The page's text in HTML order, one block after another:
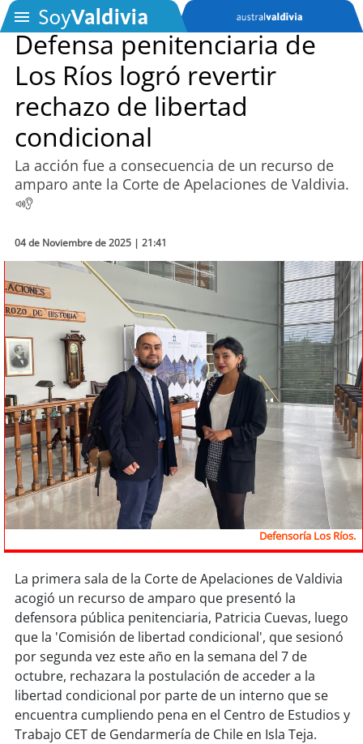
SOYTV
Podcast
Actualidad
Deportes
Tecnología
Sostenibilidad
soychile
soyarica
soyiquique
soycalama
soy antofagasta
soycopiapó
soyvalparaíso
soyquillota
soysanantonio
Defensa penitenciaria de
Los Ríos logró revertir
rechazo de libertad
condicional
La acción fue a consecuencia de un recurso de
amparo ante la Corte de Apelaciones de Valdivia.
04 de Noviembre de 2025 | 21:41
Defensoría Los Ríos.
La primera sala de la Corte de Apelaciones de Valdivia
acogió un recurso de amparo que presentó la
defensora pública penitenciaria, Patricia Cuevas, luego
que la 'Comisión de libertad condicional', que sesionó
por segunda vez este año en la semana del 7 de
octubre, rechazara la postulación de acceder a la
libertad condicional por parte de un interno que se
encuentra cumpliendo pena en el Centro de Estudios y
Trabajo CET de Gendarmería de Chile en Isla Teja.